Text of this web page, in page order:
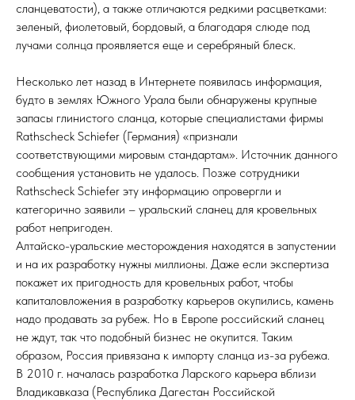
сланцеватости), а также отличаются редкими расцветками:
зеленый, фиолетовый, бордовый, а благодаря слюде под
лучами солнца проявляется еще и серебряный блеск.
Несколько лет назад в Интернете появилась информация,
будто в землях Южного Урала были обнаружены крупные
запасы глинистого сланца, которые специалистами фирмы
Rathscheсk Schiefer (Германия) «признали
соответствующими мировым стандартам». Источник данного
сообщения установить не удалось. Позже сотрудники
Rathscheсk Schiefer эту информацию опровергли и
категорично заявили – уральский сланец для кровельных
работ непригоден.
Алтайско-уральские месторождения находятся в запустении
и на их разработку нужны миллионы. Даже если экспертиза
покажет их пригодность для кровельных работ, чтобы
капиталовложения в разработку карьеров окупились, камень
надо продавать за рубеж. Но в Европе российский сланец
не ждут, так что подобный бизнес не окупится. Таким
образом, Россия привязана к импорту сланца из-за рубежа.
В 2010 г. началась разработка Ларского карьера вблизи
Владикавказа (Республика Дагестан Российской